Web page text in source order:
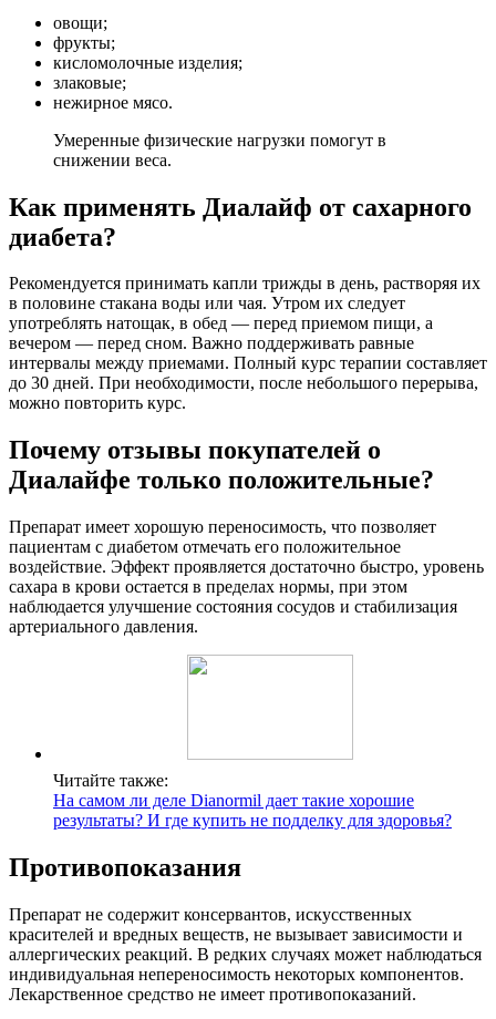
овощи;
фрукты;
кисломолочные изделия;
злаковые;
нежирное мясо.
Умеренные физические нагрузки помогут в
снижении веса.
Как применять Диалайф от сахарного
диабета?
Рекомендуется принимать капли трижды в день, растворяя их
в половине стакана воды или чая. Утром их следует
употреблять натощак, в обед — перед приемом пищи, а
вечером — перед сном. Важно поддерживать равные
интервалы между приемами. Полный курс терапии составляет
до 30 дней. При необходимости, после небольшого перерыва,
можно повторить курс.
Почему отзывы покупателей о
Диалайфе только положительные?
Препарат имеет хорошую переносимость, что позволяет
пациентам с диабетом отмечать его положительное
воздействие. Эффект проявляется достаточно быстро, уровень
сахара в крови остается в пределах нормы, при этом
наблюдается улучшение состояния сосудов и стабилизация
артериального давления.
Читайте также:
На самом ли деле Dianormil дает такие хорошие
результаты? И где купить не подделку для здоровья?
Противопоказания
Препарат не содержит консервантов, искусственных
красителей и вредных веществ, не вызывает зависимости и
аллергических реакций. В редких случаях может наблюдаться
индивидуальная непереносимость некоторых компонентов.
Лекарственное средство не имеет противопоказаний.